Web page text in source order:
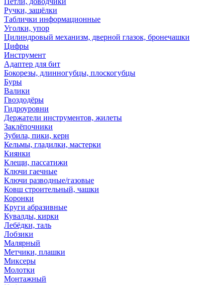
Ручки, защёлки
Таблички информационные
Уголки, упор
Цилиндровый механизм, дверной глазок, бронечашки
Цифры
Инструмент
Адаптер для бит
Бокорезы, длинногубцы, плоскогубцы
Буры
Валики
Гвоздодёры
Гидроуровни
Держатели инструментов, жилеты
Заклёпочники
Зубила, пики, керн
Кельмы, гладилки, мастерки
Киянки
Клещи, пассатижи
Ключи гаечные
Ключи разводные/газовые
Ковш строительный, чашки
Коронки
Круги абразивные
Кувалды, кирки
Лебёдки, таль
Лобзики
Малярный
Метчики, плашки
Миксеры
Молотки
Монтажный